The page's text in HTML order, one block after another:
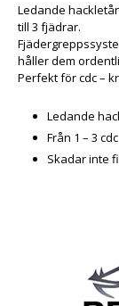
Ledande
till 3 fjädrar.
håller dem
Perfekt för cdc –
Ledande
Från 1 – 3
Skadar inte